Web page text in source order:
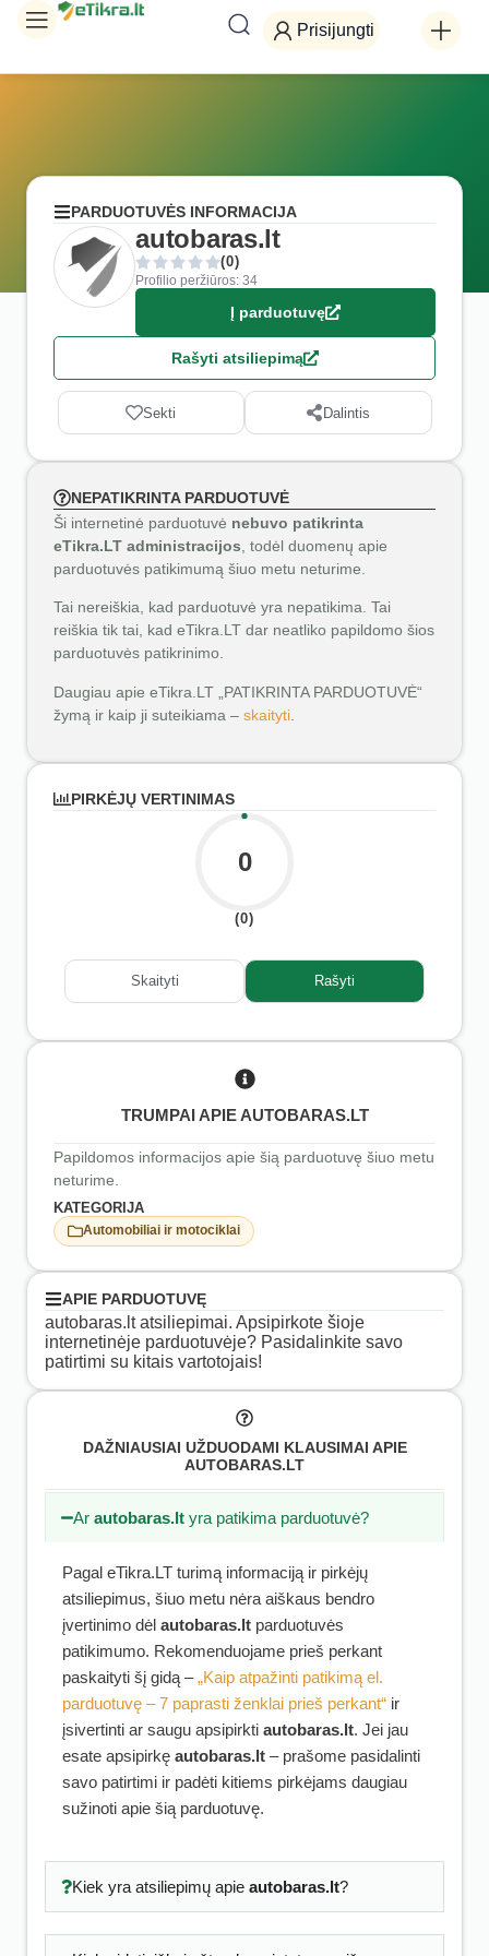
Prisijungti
PARDUOTUVĖS INFORMACIJA
autobaras.lt
(0)
Profilio peržiūros: 34
Į parduotuvę
Rašyti atsiliepimą
Sekti Dalintis
NEPATIKRINTA PARDUOTUVĖ
Ši internetinė parduotuvė nebuvo patikrinta
eTikra.LT administracijos , todėl duomenų apie
parduotuvės patikimumą šiuo metu neturime.
Tai nereiškia, kad parduotuvė yra nepatikima. Tai
reiškia tik tai, kad eTikra.LT dar neatliko papildomo šios
parduotuvės patikrinimo.
Daugiau apie eTikra.LT „PATIKRINTA PARDUOTUVĖ“
žymą ir kaip ji suteikiama – skaityti
PIRKĖJŲ VERTINIMAS
0
(0)
Skaityti Rašyti
TRUMPAI APIE AUTOBARAS.LT
Papildomos informacijos apie šią parduotuvę šiuo metu
neturime.
KATEGORIJA
Automobiliai ir motociklai
APIE PARDUOTUVĘ
autobaras.lt atsiliepimai. Apsipirkote šioje
internetinėje parduotuvėje? Pasidalinkite savo
patirtimi su kitais vartotojais!
DAŽNIAUSIAI UŽDUODAMI KLAUSIMAI APIE
AUTOBARAS.LT
Arautobaras.lt yra patikima parduotuvė?
Pagal eTikra.LT turimą informaciją ir pirkėjų
atsiliepimus, šiuo metu nėra aiškaus bendro
įvertinimo dėl autobaras.lt parduotuvės
patikimumo. Rekomenduojame prieš perkant
paskaityti šį gidą –„Kaip atpažinti patikimą el.
parduotuvę – 7 paprasti ženklai prieš perkant“ ir
įsivertinti ar saugu apsipirkti autobaras.lt. Jei jau
esate apsipirkę autobaras.lt – prašome pasidalinti
savo patirtimi ir padėti kitiems pirkėjams daugiau
sužinoti apie šią parduotuvę.
Kiek yra atsiliepimų apie autobaras.lt?